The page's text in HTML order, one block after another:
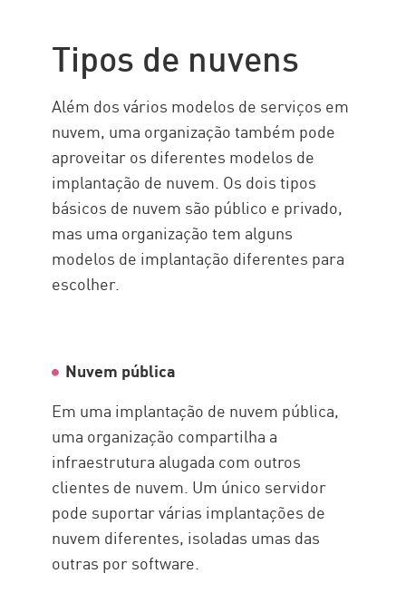
Tipos de nuvens
Além dos vários modelos de serviços em
nuvem, uma organização também pode
aproveitar os diferentes modelos de
implantação de nuvem. Os dois tipos
básicos de nuvem são público e privado,
mas uma organização tem alguns
modelos de implantação diferentes para
escolher.
Nuvem pública
Em uma implantação de nuvem pública,
uma organização compartilha a
infraestrutura alugada com outros
clientes de nuvem. Um único servidor
pode suportar várias implantações de
nuvem diferentes, isoladas umas das
outras por software.